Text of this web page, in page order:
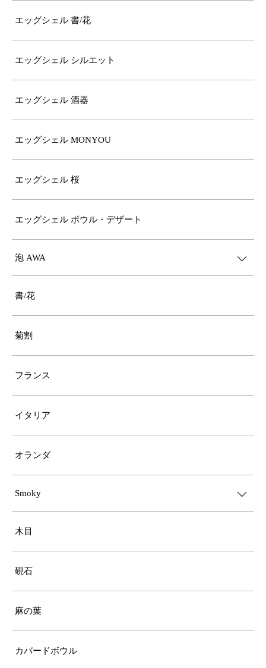
エッグシェル 書/花
エッグシェル シルエット
エッグシェル 酒器
エッグシェル MONYOU
エッグシェル 桜
エッグシェル ボウル・デザート
泡 AWA
書/花
菊割
フランス
イタリア
オランダ
Smoky
木目
硯石
麻の葉
カバードボウル